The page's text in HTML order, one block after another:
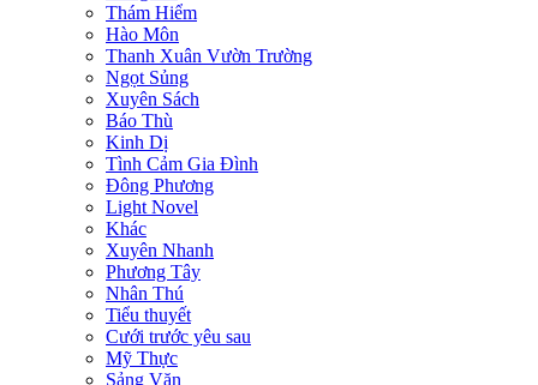
Thám Hiểm
Hào Môn
Thanh Xuân Vườn Trường
Ngọt Sủng
Xuyên Sách
Báo Thù
Kinh Dị
Tình Cảm Gia Đình
Đông Phương
Light Novel
Khác
Xuyên Nhanh
Phương Tây
Nhân Thú
Tiểu thuyết
Cưới trước yêu sau
Mỹ Thực
Sảng Văn